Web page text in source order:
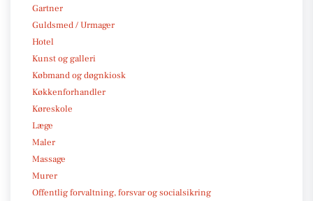
Gartner
Guldsmed / Urmager
Hotel
Kunst og galleri
Købmand og døgnkiosk
Køkkenforhandler
Køreskole
Læge
Maler
Massage
Murer
Offentlig forvaltning, forsvar og socialsikring